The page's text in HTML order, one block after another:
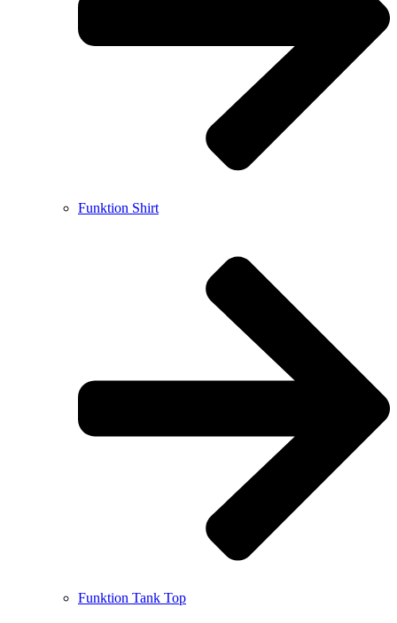
Funktion Shirt
Funktion Tank Top